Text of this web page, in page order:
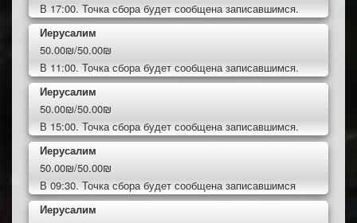
В 17:00. Точка сбора будет сообщена записавшимся.
Иерусалим
50.00₪/50.00₪
В 11:00. Точка сбора будет сообщена записавшимся.
Иерусалим
50.00₪/50.00₪
В 15:00. Точка сбора будет сообщена записавшимся.
Иерусалим
50.00₪/50.00₪
В 09:30. Точка сбора будет сообщена записавшимся
Иерусалим